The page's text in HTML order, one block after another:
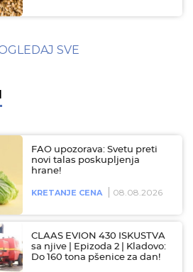
SVE
FAO upozorava: Svetu preti
novi talas poskupljenja
hrane!
KRETANJE CENA 08.08.2026
CLAAS EVION 430 ISKUSTVA
sa njive | Epizoda 2 | Kladovo:
Do 160 tona pšenice za dan!